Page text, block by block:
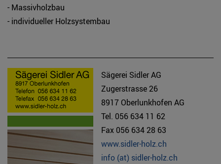
- Massivholzbau
- individueller Holzsystembau
Sägerei Sidler AG
Zugerstrasse 26
8917 Oberlunkhofen AG
Tel. 056 634 11 62
Fax 056 634 28 63
www.sidler-holz.ch
info (at) sidler-holz.ch